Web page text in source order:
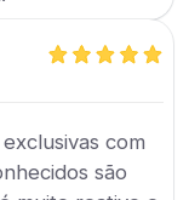
com
são